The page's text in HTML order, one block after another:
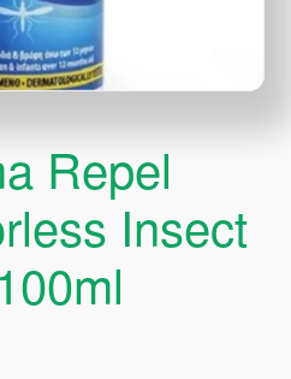
Repel
Insect